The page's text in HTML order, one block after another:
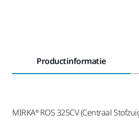
Productinformatie
MIRKA® ROS 325CV (Centraal